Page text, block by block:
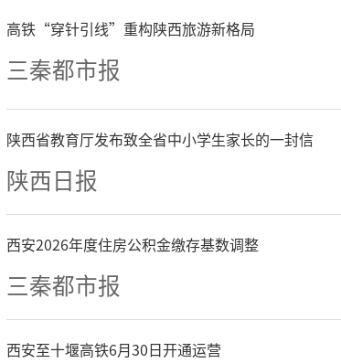
高铁“穿针引线”重构陕西旅游新格局
三秦都市报
陕西省教育厅发布致全省中小学生家长的一封信
陕西日报
西安2026年度住房公积金缴存基数调整
三秦都市报
西安至十堰高铁6月30日开通运营